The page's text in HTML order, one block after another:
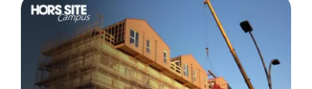
CONTACT